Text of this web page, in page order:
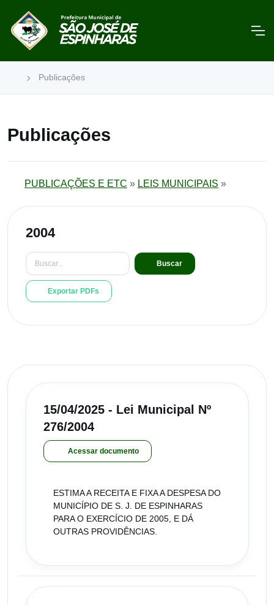
Publicações
Publicações
PUBLICAÇÕES E ETC » LEIS MUNICIPAIS »
2004
Buscar
Exportar PDFs
15/04/2025 - Lei Municipal Nº
276/2004
Acessar documento
ESTIMA A RECEITA E FIXA A DESPESA DO
MUNICÍPIO DE S. J. DE ESPINHARAS
PARA O EXERCÍCIO DE 2005, E DÁ
OUTRAS PROVIDÊNCIAS.